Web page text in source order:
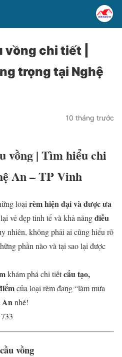
vồng chi tiết |
trọng tại Nghệ
10 tháng trước
vồng | Tìm hiểu chi
An – TP Vinh
loại rèm hiện đại và được ưa
vẻ đẹp tinh tế và khả năngđiều
nhiên, không phải ai cũng hiểu rõ
phần nào và tại sao lại được
khám phá chi tiếtcấu tạo,
của loại rèm đang “làm mưa
Annhé!
vồng